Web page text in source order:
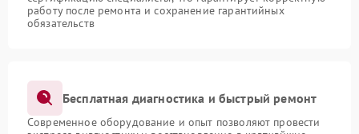
работу после ремонта и сохранение гарантийных
обязательств
Бесплатная диагностика и быстрый ремонт
Современное оборудование и опыт позволяют провести